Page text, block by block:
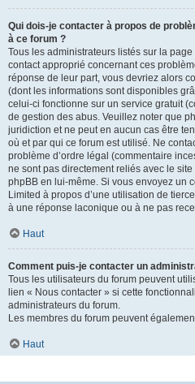
Qui dois-je contacter à propos de
à ce forum ?
Tous les administrateurs listés sur la
contact approprié concernant ces
réponse de leur part, vous devriez alors
(dont les informations sont disponibles
celui-ci fonctionne sur un service gratuit
de gestion des abus. Veuillez noter que
juridiction et ne peut en aucun cas être
où et par qui ce forum est utilisé. Ne
problème d’ordre légal (commentaire
ne sont pas directement reliés avec le
phpBB en lui-même. Si vous envoyez un
Limited à propos d’une utilisation de
à une réponse laconique ou à ne pas
Haut
Comment puis-je contacter un
Tous les utilisateurs du forum peuvent
lien « Nous contacter » si cette
administrateurs du forum.
Les membres du forum peuvent
Haut